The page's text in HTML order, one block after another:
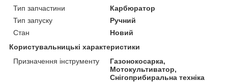
Тип запчастини
Карбюратор
Тип запуску
Ручний
Стан
Новий
Користувальницькі характеристики
Призначення інструменту
Газонокосарка,
Мотокультиватор,
Снігоприбиральна техніка